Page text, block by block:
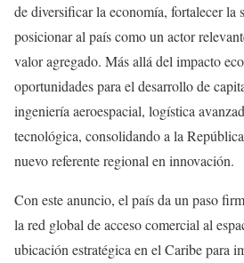
de diversificar la economía, fortalecer la
posicionar al país como un actor
valor agregado. Más allá del impacto
oportunidades para el desarrollo de
ingeniería aeroespacial, logística
tecnológica, consolidando a la
nuevo referente regional en innovación.
Con este anuncio, el país da un paso
la red global de acceso comercial al
ubicación estratégica en el Caribe para